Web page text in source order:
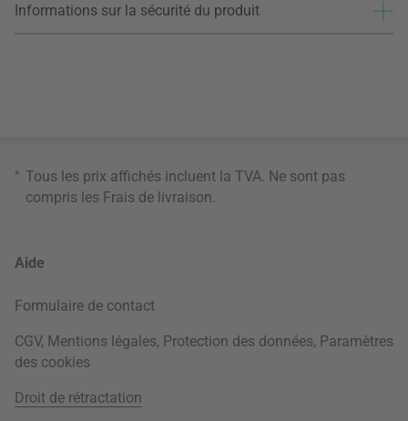
Informations sur la sécurité du produit
* Tous les prix affichés incluent la TVA. Ne sont pas
compris les Frais de livraison
Aide
Formulaire de contact
CGV, Mentions légales, Protection des données, Paramètres
des cookies
Droit de rétractation